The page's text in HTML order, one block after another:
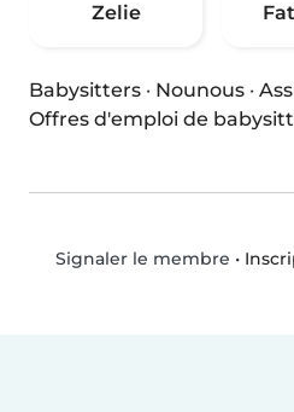
Zelie
Babysitters · Nounous ·
Offres d'emploi de
Signaler le membre •